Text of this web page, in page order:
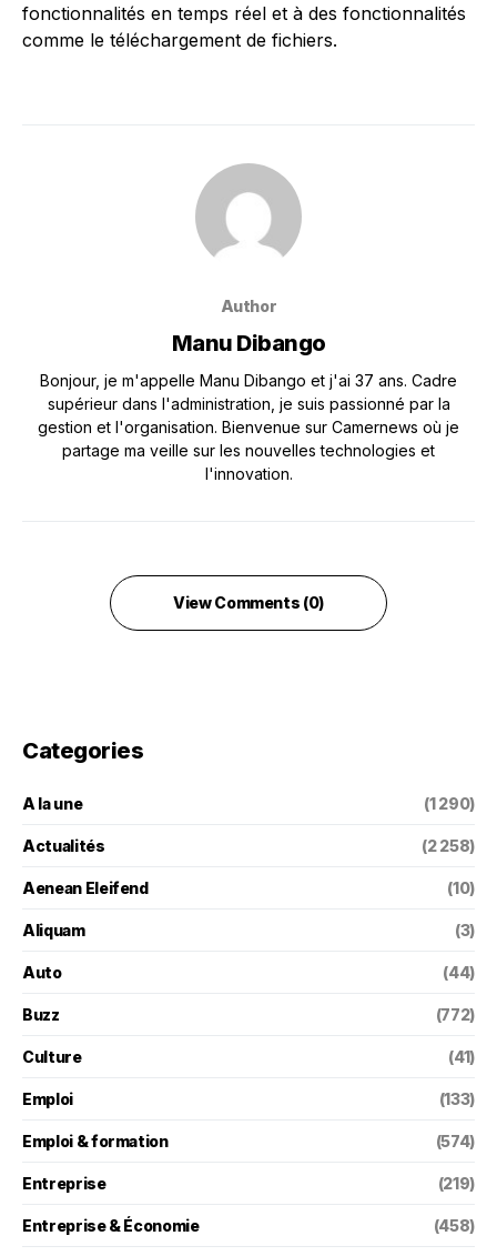
fonctionnalités en temps réel et à des fonctionnalités
comme le téléchargement de fichiers.
Author
Manu Dibango
Bonjour, je m'appelle Manu Dibango et j'ai 37 ans. Cadre
supérieur dans l'administration, je suis passionné par la
gestion et l'organisation. Bienvenue sur Camernews où je
partage ma veille sur les nouvelles technologies et
l'innovation.
View Comments (0)
Categories
A la une (1 290)
Actualités (2 258)
Aenean Eleifend (10)
Aliquam (3)
Auto (44)
Buzz (772)
Culture (41)
Emploi (133)
Emploi & formation (574)
Entreprise (219)
Entreprise & Économie (458)